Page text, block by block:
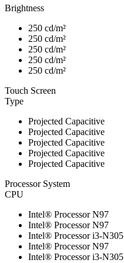
Brightness
250 cd/m²
250 cd/m²
250 cd/m²
250 cd/m²
250 cd/m²
Touch Screen
Type
Projected Capacitive
Projected Capacitive
Projected Capacitive
Projected Capacitive
Projected Capacitive
Processor System
CPU
Intel® Processor N97
Intel® Processor N97
Intel® Processor i3-N305
Intel® Processor N97
Intel® Processor i3-N305